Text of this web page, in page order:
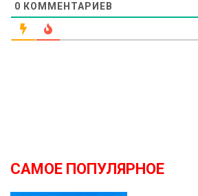
0 КОММЕНТАРИЕВ
САМОЕ ПОПУЛЯРНОЕ